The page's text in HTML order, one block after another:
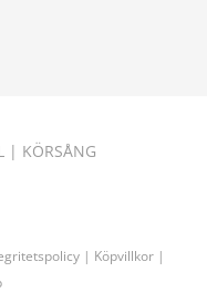
| KÖRSÅNG
| Köpvillkor |